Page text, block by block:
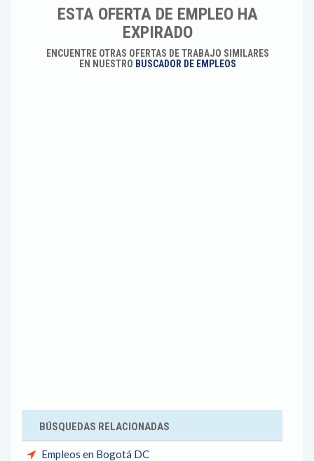
ESTA OFERTA DE EMPLEO HA
EXPIRADO
ENCUENTRE OTRAS OFERTAS DE TRABAJO SIMILARES
EN NUESTRO BUSCADOR DE EMPLEOS
BÚSQUEDAS RELACIONADAS
Empleos en Bogotá DC